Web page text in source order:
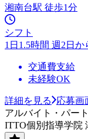
湘南台駅 徒歩1分
シフト
1日1.5時間 週2日か
交通費支給
未経験OK
詳細を見る
応募画
アルバイト・パート
ITTO個別指導学院